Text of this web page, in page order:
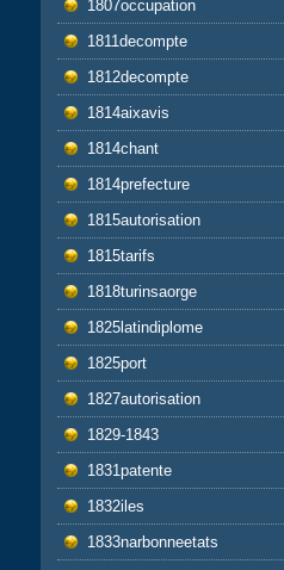
1807occupation
1811decompte
1812decompte
1814aixavis
1814chant
1814prefecture
1815autorisation
1815tarifs
1818turinsaorge
1825latindiplome
1825port
1827autorisation
1829-1843
1831patente
1832iles
1833narbonneetats